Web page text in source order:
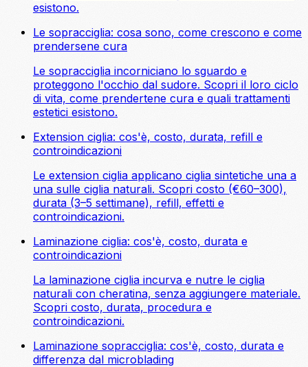
esistono.
Le sopracciglia: cosa sono, come crescono e come
prendersene cura
Le sopracciglia incorniciano lo sguardo e
proteggono l'occhio dal sudore. Scopri il loro ciclo
di vita, come prendertene cura e quali trattamenti
estetici esistono.
Extension ciglia: cos'è, costo, durata, refill e
controindicazioni
Le extension ciglia applicano ciglia sintetiche una a
una sulle ciglia naturali. Scopri costo (€60–300),
durata (3–5 settimane), refill, effetti e
controindicazioni.
Laminazione ciglia: cos'è, costo, durata e
controindicazioni
La laminazione ciglia incurva e nutre le ciglia
naturali con cheratina, senza aggiungere materiale.
Scopri costo, durata, procedura e
controindicazioni.
Laminazione sopracciglia: cos'è, costo, durata e
differenza dal microblading